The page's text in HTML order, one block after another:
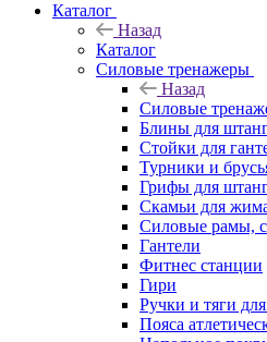
Каталог
Назад
Каталог
Силовые тренажеры
Назад
Силовые
Блины для
Стойки для
Турники и
Грифы для
Скамьи для
Силовые рамы,
Гантели
Фитнес станции
Гири
Ручки и тяги
Пояса